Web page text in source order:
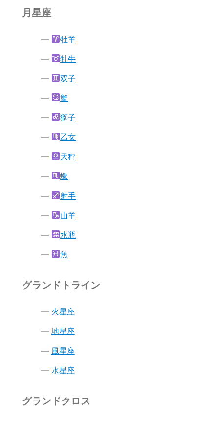
月星座
牡羊
牡牛
双子
蟹
獅子
乙女
天秤
蠍
射手
山羊
水瓶
魚
グランドトライン
火星座
地星座
風星座
水星座
グランドクロス